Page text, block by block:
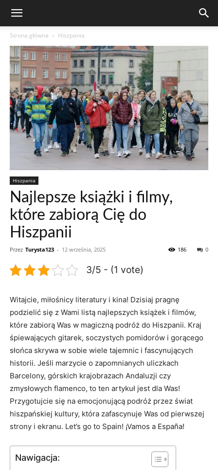
Strona główna Hiszpania
Hiszpania
Najlepsze książki i filmy,
które zabiorą Cię do
Hiszpanii
Przez Turysta123 - 12 września, 2025 0
186
3/5 - (1 vote)
Witajcie, miłośnicy literatury i kina! Dzisiaj pragnę‌
podzielić się z ⁤Wami listą najlepszych​ książek ​i filmów,
które zabiorą Was w magiczną podróż do Hiszpanii. Kraj
śpiewających gitarek, soczystych pomidorów i gorącego
słońca skrywa w sobie wiele ⁢tajemnic i fascynujących
⁣historii.⁤ Jeśli marzycie o zapomnianych uliczkach
Barcelony,​ górskich krajobrazach Andaluzji czy
zmysłowych flamenco, to ten artykuł jest dla⁢ Was!
Przygotujcie się na emocjonującą podróż przez świat
hiszpańskiej‌ kultury, która ⁢zafascynuje⁣ Was⁤ od pierwszej
strony i ekranu. Let’s ⁤go ⁢to Spain! ¡Vamos a España!
Nawigacja: